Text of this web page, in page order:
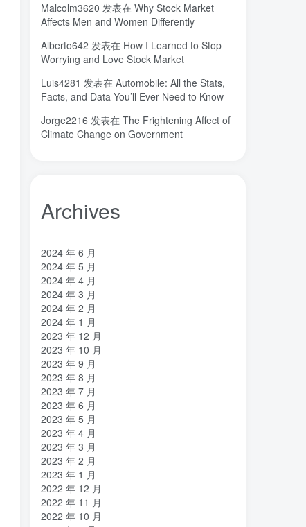
原位(35) 南海(2) 北京大学(1)
关键帧 全屏滚动(1)
亿万富翁 (2) 人生 (2) 乐愚分享(0)
stable diffusion(6) notionai(1) notion
Malcolm3620 发表在 Why Stock Market
Affects Men and Women Differently
Alberto642 发表在 How I Learned to Stop
Worrying and Love Stock Market
Luis4281 发表在 Automobile: All the Stats,
Facts, and Data You’ll Ever Need to Know
Jorge2216 发表在 The Frightening Affect of
Climate Change on Government
Archives
2024 年 6 月
2024 年 5 月
2024 年 4 月
2024 年 3 月
2024 年 2 月
2024 年 1 月
2023 年 12 月
2023 年 10 月
2023 年 9 月
2023 年 8 月
2023 年 7 月
2023 年 6 月
2023 年 5 月
2023 年 4 月
2023 年 3 月
2023 年 2 月
2023 年 1 月
2022 年 12 月
2022 年 11 月
2022 年 10 月